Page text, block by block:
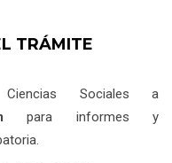
TRÁMITE
Sociales a
para informes y